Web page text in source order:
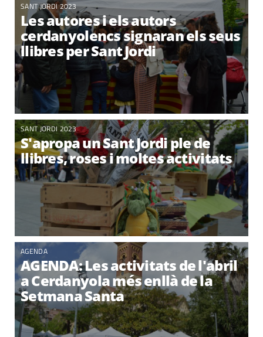
SANT JORDI 2023
Les autores i els autors
cerdanyolencs signaran els seus
llibres per Sant Jordi
SANT JORDI 2023
S'apropa un Sant Jordi ple de
llibres, roses i moltes activitats
AGENDA
AGENDA: Les activitats de l'abril
a Cerdanyola més enllà de la
Setmana Santa